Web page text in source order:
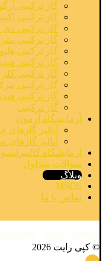
گاز ترکیبی
گاز ترکیبی
گاز ترکیبی دی
گاز ترکیبی
گاز ترکیبی
گاز ترکیبی
گاز ترکیبی کلر
گاز ترکیبی
گاز ترکیبی
گاز ترکیبی
آزمایشگاه آزمون
آنالیز گازهای
آنالیز گازهای
آزمایشگاه
سوالات متداول
وبلاگ
MSDS
تماس با ما
© کپی رایت 2026